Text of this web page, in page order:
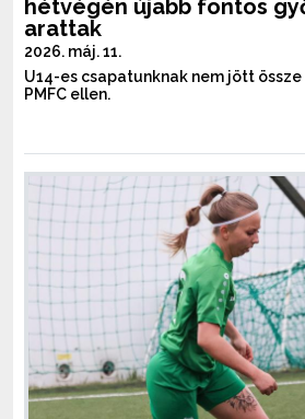
hétvégén újabb fontos
arattak
2026. máj. 11.
U14-es csapatunknak nem jött
PMFC ellen.